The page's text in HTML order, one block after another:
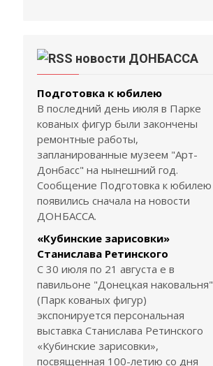
новости ДОНБАССА
Подготовка к юбилею
В последний день июля в Парке
кованых фигур были закончены
ремонтные работы,
запланированные музеем "Арт-
Донбасс" на нынешний год.
Сообщение Подготовка к юбилею
появились сначала на новости
ДОНБАССА.
«Кубинские зарисовки»
Станислава Ретинского
С 30 июля по 21 августа е в
павильоне "Донецкая наковальня"
(Парк кованых фигур)
экспонируется персональная
выставка Станислава Ретинского
«Кубинские зарисовки»,
посвященная 100-летию со дня